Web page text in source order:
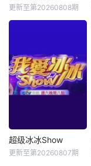
更新至第20260808期
超级冰冰Show
更新至第20260807期